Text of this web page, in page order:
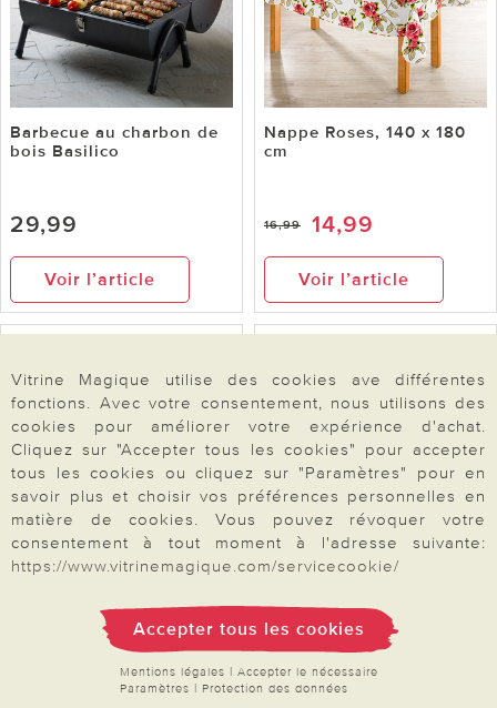
Barbecue au charbon de
bois Basilico
29,99
Voir l’article
Nappe Roses, 140 x 180
cm
16,99 14,99
Voir l’article
Housse pour parasol Eldo
soleil Eldo 37 x 37 cm
12,99
Vitrine Magique utilise des cookies ave différentes
fonctions. Avec votre consentement, nous utilisons des
cookies pour améliorer votre expérience d'achat.
Cliquez sur "Accepter tous les cookies" pour accepter
tous les cookies ou cliquez sur "Paramètres" pour en
savoir plus et choisir vos préférences personnelles en
matière de cookies. Vous pouvez révoquer votre
consentement à tout moment à l'adresse suivante:
https://www.vitrinemagique.com/servicecookie/
Accepter tous les cookies
Mentions légales | Accepter le nécessaire
Paramètres | Protection des données